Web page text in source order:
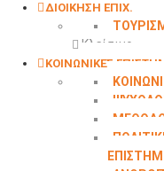
ΔΙΟΙΚΗΣΗ ΕΠΙΧ.
Κλείσιμο
ΚΟΙΝΩΝΙΚΕΣ